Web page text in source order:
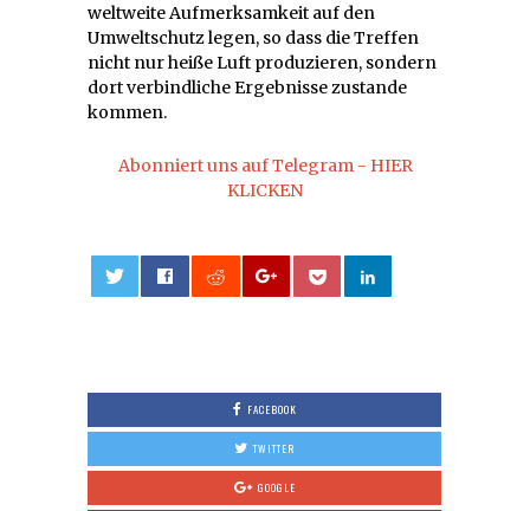
weltweite Aufmerksamkeit auf den
Umweltschutz legen, so dass die Treffen
nicht nur heiße Luft produzieren, sondern
dort verbindliche Ergebnisse zustande
kommen.
Abonniert uns auf Telegram - HIER
KLICKEN
FACEBOOK
TWITTER
GOOGLE